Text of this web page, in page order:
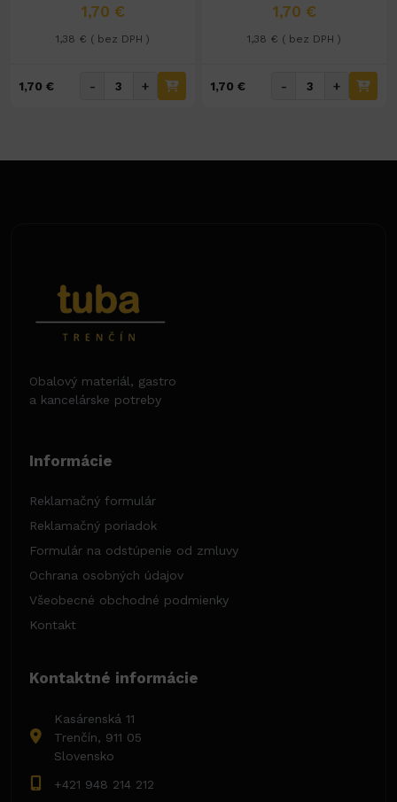
1,70 €
1,38 € ( bez DPH )
1,70 € - +
1,70 €
1,38 € ( bez DPH )
1,70 € - +
Obalový materiál, gastro
a kancelárske potreby
Informácie
Reklamačný formulár
Reklamačný poriadok
Formulár na odstúpenie od zmluvy
Ochrana osobných údajov
Všeobecné obchodné podmienky
Kontakt
Kontaktné informácie
Kasárenská 11
Trenčín, 911 05
Slovensko
+421 948 214 212